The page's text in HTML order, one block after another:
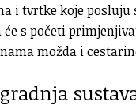
i tvrtke koje
s početi
možda i